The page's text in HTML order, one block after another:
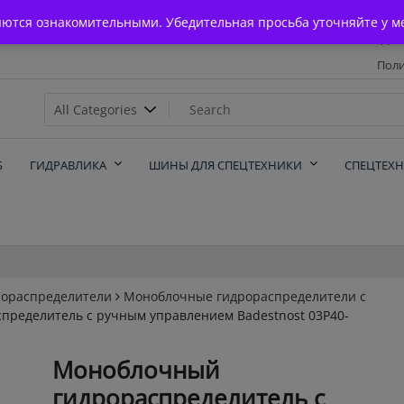
ознакомительными. Убедительная просьба уточняйте у
ГИДРАВЛИКА ШИНЫ ДЛЯ СПЕЦТЕХНИКИ
Моноблочные гидрораспределители с
с ручным управлением Badestnost 03Р40-
Моноблочный